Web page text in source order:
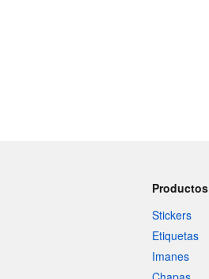
Productos
Stickers
Etiquetas
Imanes